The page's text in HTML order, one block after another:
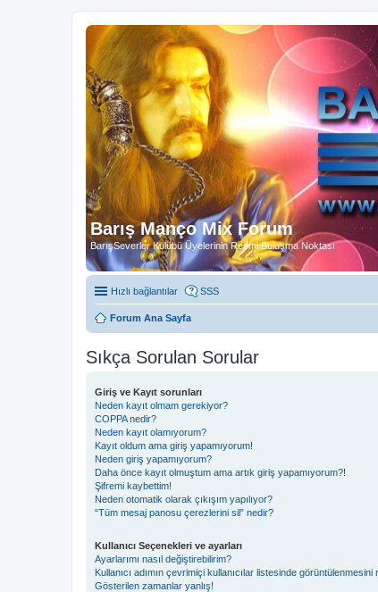
Barış Manço Mix Forum
BarışSeverler Kulübü Üyelerinin Resmi Buluşma Noktası
Hızlı bağlantılar SSS
Forum Ana Sayfa
Sıkça Sorulan Sorular
Giriş ve Kayıt sorunları
Neden kayıt olmam gerekiyor?
COPPA nedir?
Neden kayıt olamıyorum?
Kayıt oldum ama giriş yapamıyorum!
Neden giriş yapamıyorum?
Daha önce kayıt olmuştum ama artık giriş yapamıyorum?!
Şifremi kaybettim!
Neden otomatik olarak çıkışım yapılıyor?
“Tüm mesaj panosu çerezlerini sil” nedir?
Kullanıcı Seçenekleri ve ayarları
Ayarlarımı nasıl değiştirebilirim?
Kullanıcı adımın çevrimiçi kullanıcılar listesinde görüntülenmesini
Gösterilen zamanlar yanlış!